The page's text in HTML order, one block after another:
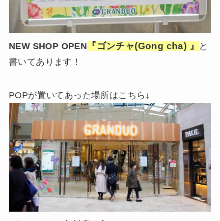
NEW SHOP OPEN 『ゴンチャ(Gong cha) 』
と
書いてあります！
POPが置いてあった場所はこちら↓